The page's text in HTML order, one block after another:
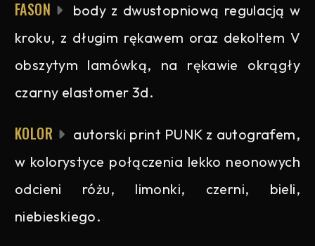
FASON
body z dwustopniową regulacją w
kroku, z długim rękawem oraz dekoltem V
obszytym lamówką, na rękawie okrągły
czarny elastomer 3d.
KOLOR
autorski print PUNK z autografem,
w kolorystyce połączenia lekko neonowych
odcieni różu, limonki, czerni, bieli,
niebieskiego.